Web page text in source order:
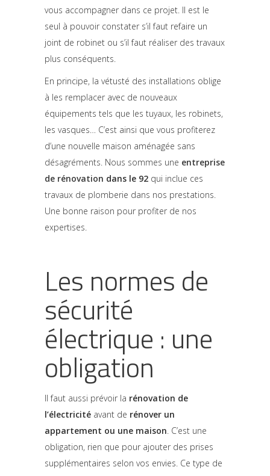
vous accompagner dans ce projet. Il est le
seul à pouvoir constater s’il faut refaire un
joint de robinet ou s’il faut réaliser des travaux
plus conséquents.
En principe, la vétusté des installations oblige
à les remplacer avec de nouveaux
équipements tels que les tuyaux, les robinets,
les vasques… C’est ainsi que vous profiterez
d’une nouvelle maison aménagée sans
désagréments. Nous sommes une entreprise
de rénovation dans le 92 qui inclue ces
travaux de plomberie dans nos prestations.
Une bonne raison pour profiter de nos
expertises.
Les normes de
sécurité
électrique : une
obligation
Il faut aussi prévoir la rénovation de
l’électricité avant de rénover un
appartement ou une maison. C’est une
obligation, rien que pour ajouter des prises
supplémentaires selon vos envies. Ce type de